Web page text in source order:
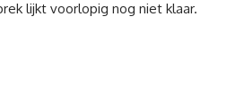
lijkt voorlopig nog niet klaar.